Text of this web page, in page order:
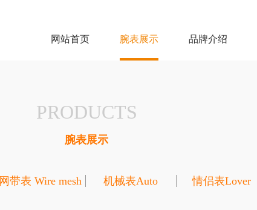
网站首页 腕表展示 品牌介绍
腕表展示
PRODUCTS
网带表 Wire mesh
机械表Auto 情侣表Lover